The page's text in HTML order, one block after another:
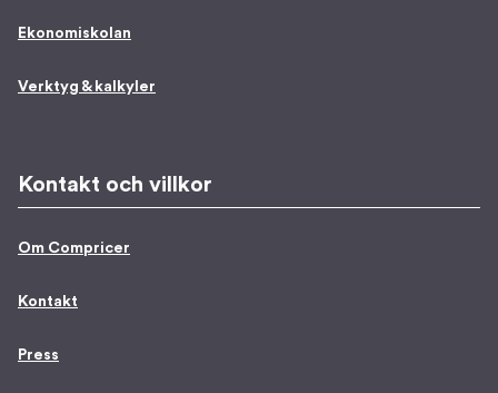
Ekonomiskolan
Verktyg & kalkyler
Kontakt och villkor
Om Compricer
Kontakt
Press